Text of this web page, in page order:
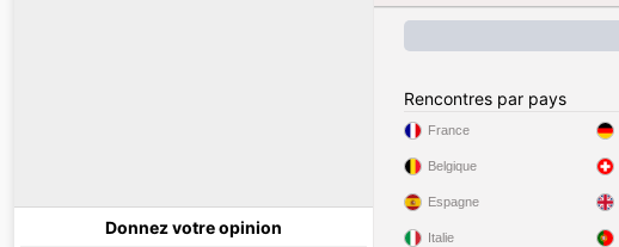
Donnez votre opinion
Rencontres par pays
France
Belgique
Espagne
Italie